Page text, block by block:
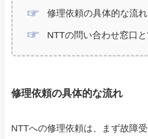
修理依頼の具体的な流れ
NTTの問い合わせ窓口
修理依頼の具体的な流れ
NTTへの修理依頼は、まず故障